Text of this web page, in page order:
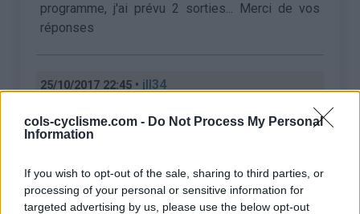
cols-cyclisme.com - Do Not Process My Personal
Information
If you wish to opt-out of the sale, sharing to third parties, or
processing of your personal or sensitive information for
targeted advertising by us, please use the below opt-out
programme, j'ai prévu 2 sorties... Merci de vos
réponses
25/10/2017 22:45 • jll34
https://lesbaroudeursenvadrouille.wordpress.com/
episodes/
26/10/2017 22:22•sr17